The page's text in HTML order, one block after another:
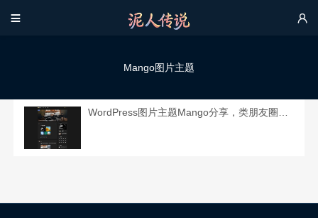
 
Mango图片主题